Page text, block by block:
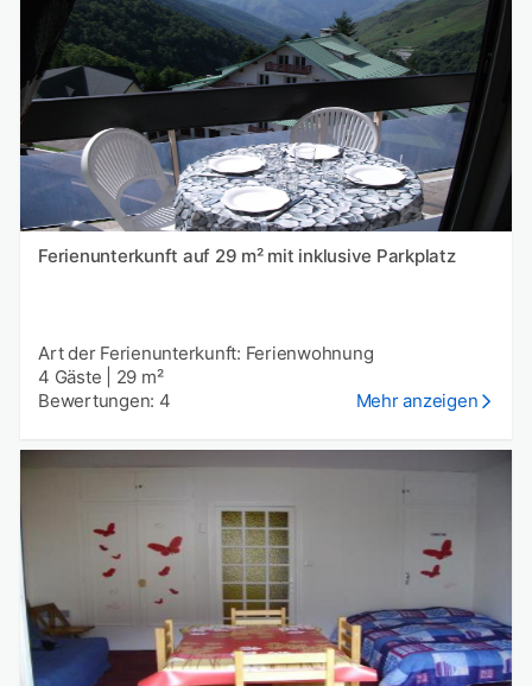
Ferienunterkunft auf 29 m² mit inklusive Parkplatz
Art der Ferienunterkunft: Ferienwohnung
4 Gäste
29 m²
Bewertungen: 4
Mehr anzeigen